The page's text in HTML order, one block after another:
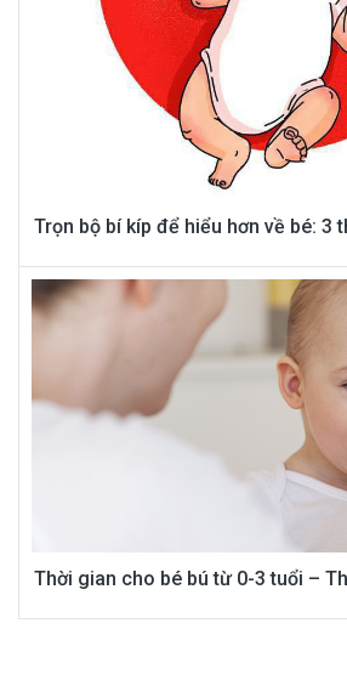
Trọn bộ bí kíp để hiểu hơn về bé: 3
Thời gian cho bé bú từ 0-3 tuổi –